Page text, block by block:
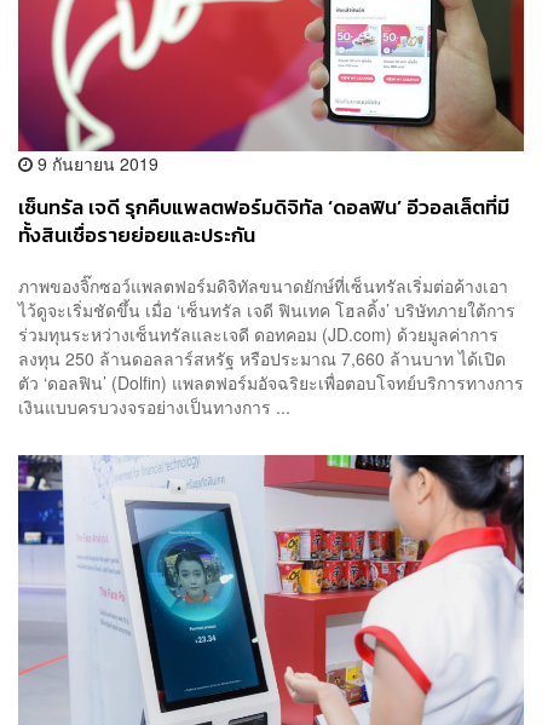
9 กันยายน 2019
เซ็นทรัล เจดี รุกคืบแพลตฟอร์มดิจิทัล ‘ดอลฟิน’ อีวอลเล็ตที่มี
ทั้งสินเชื่อรายย่อยและประกัน
ภาพของจิ๊กซอว์แพลตฟอร์มดิจิทัลขนาดยักษ์ที่เซ็นทรัลเริ่มต่อค้างเอา
ไว้ดูจะเริ่มชัดขึ้น เมื่อ ‘เซ็นทรัล เจดี ฟินเทค โฮลดิ้ง’ บริษัทภายใต้การ
ร่วมทุนระหว่างเซ็นทรัลและเจดี ดอทคอม (JD.com) ด้วยมูลค่าการ
ลงทุน 250 ล้านดอลลาร์สหรัฐ หรือประมาณ 7,660 ล้านบาท ได้เปิด
ตัว ‘ดอลฟิน’ (Dolfin) แพลตฟอร์มอัจฉริยะเพื่อตอบโจทย์บริการทางการ
เงินแบบครบวงจรอย่างเป็นทางการ ...